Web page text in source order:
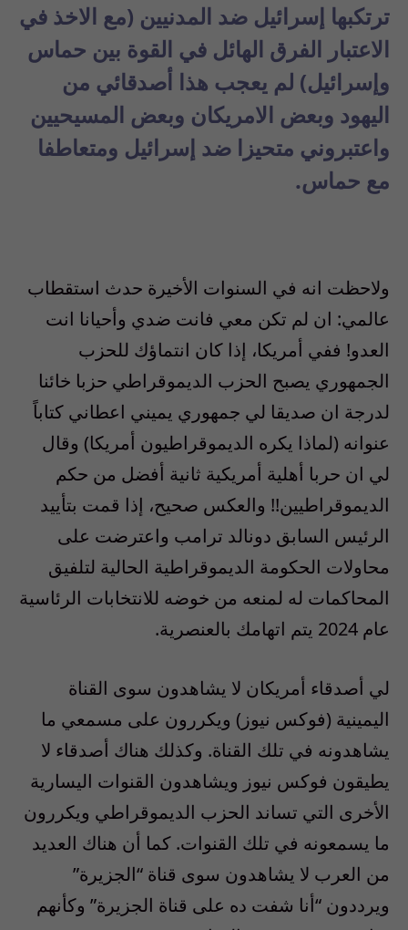
ترتكبها إسرائيل ضد المدنيين (مع الاخذ في
الاعتبار الفرق الهائل في القوة بين حماس
وإسرائيل) لم يعجب هذا أصدقائي من
اليهود وبعض الامريكان وبعض المسيحيين
واعتبروني متحيزا ضد إسرائيل ومتعاطفا
مع حماس.
ولاحظت انه في السنوات الأخيرة حدث استقطاب
عالمي: ان لم تكن معي فانت ضدي وأحيانا انت
العدو! ففي أمريكا، إذا كان انتماؤك للحزب
الجمهوري يصبح الحزب الديموقراطي حزبا خائنا
لدرجة ان صديقا لي جمهوري يميني اعطاني كتاباً
عنوانه (لماذا يكره الديموقراطيون أمريكا) وقال
لي ان حربا أهلية أمريكية ثانية أفضل من حكم
الديموقراطيين!! والعكس صحيح، إذا قمت بتأييد
الرئيس السابق دونالد ترامب واعترضت على
محاولات الحكومة الديموقراطية الحالية لتلفيق
المحاكمات له لمنعه من خوضه للانتخابات الرئاسية
عام
تم اتهامك بالعنصرية.
لي أصدقاء أمريكان لا يشاهدون سوى القناة
اليمينية (فوكس نيوز ) ويكررون على مسمعي ما
يشاهدونه في تلك القناة. وكذلك هناك أصدقاء لا
يطيقون فوكس نيوز ويشاهدون القنوات اليسارية
الأخرى التي تساند الحزب الديموقراطي ويكررون
ما يسمعونه في تلك القنوات. كما أن هناك العديد
من العرب لا يشاهدون سوى قناة “الجزيرة”
ويرددون “أنا شفت ده على قناة الجزيرة” وكأنهم